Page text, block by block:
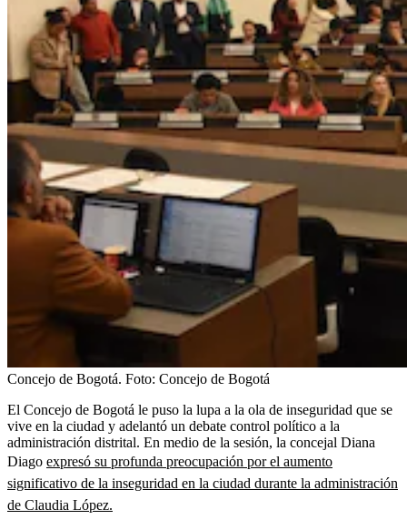
Concejo de Bogotá. Foto: Concejo de Bogotá
El Concejo de Bogotá le puso la lupa a la ola de inseguridad que se
vive en la ciudad y adelantó un debate control político a la
administración distrital. En medio de la sesión, la concejal Diana
Diago expresó su profunda preocupación por el aumento
significativo de la inseguridad en la ciudad durante la administración
de Claudia López.